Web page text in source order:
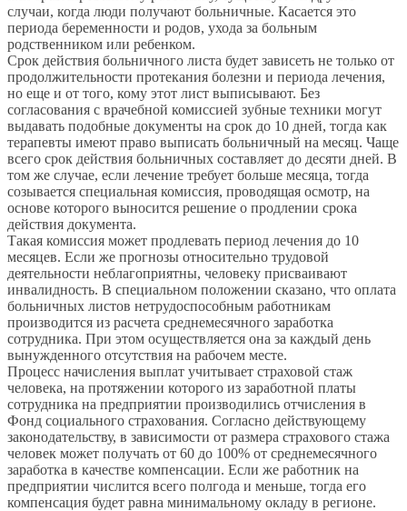
случаи, когда люди получают больничные. Касается это
периода беременности и родов, ухода за больным
родственником или ребенком.
Срок действия больничного листа будет зависеть не только от
продолжительности протекания болезни и периода лечения,
но еще и от того, кому этот лист выписывают. Без
согласования с врачебной комиссией зубные техники могут
выдавать подобные документы на срок до 10 дней, тогда как
терапевты имеют право выписать больничный на месяц. Чаще
всего срок действия больничных составляет до десяти дней. В
том же случае, если лечение требует больше месяца, тогда
созывается специальная комиссия, проводящая осмотр, на
основе которого выносится решение о продлении срока
действия документа.
Такая комиссия может продлевать период лечения до 10
месяцев. Если же прогнозы относительно трудовой
деятельности неблагоприятны, человеку присваивают
инвалидность. В специальном положении сказано, что оплата
больничных листов нетрудоспособным работникам
производится из расчета среднемесячного заработка
сотрудника. При этом осуществляется она за каждый день
вынужденного отсутствия на рабочем месте.
Процесс начисления выплат учитывает страховой стаж
человека, на протяжении которого из заработной платы
сотрудника на предприятии производились отчисления в
Фонд социального страхования. Согласно действующему
законодательству, в зависимости от размера страхового стажа
человек может получать от 60 до 100% от среднемесячного
заработка в качестве компенсации. Если же работник на
предприятии числится всего полгода и меньше, тогда его
компенсация будет равна минимальному окладу в регионе.